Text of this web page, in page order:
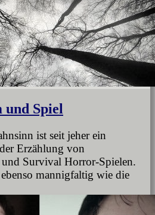
Spiel
ist seit jeher ein
Erzählung von
Survival Horror-Spielen.
mannigfaltig wie die